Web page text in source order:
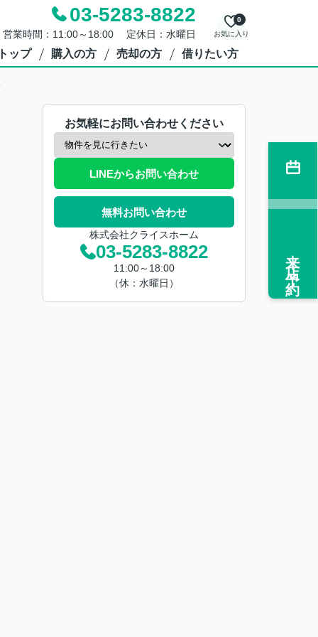
03-5283-8822
営業時間：11:00～18:00 定休日：水曜日 お気に入り
0
ップ 購入の方 売却の方 借りたい方
お気軽にお問い合わせください
LINEからお問い合わせ
無料お問い合わせ
株式会社クライスホーム
03-5283-8822
11:00～18:00
（休：水曜日）
来店予約